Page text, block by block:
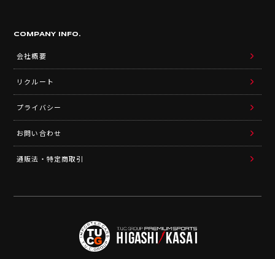
COMPANY INFO.
会社概要
リクルート
プライバシー
お問い合わせ
通販法・特定商取引